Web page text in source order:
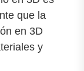
que la
en 3D
y